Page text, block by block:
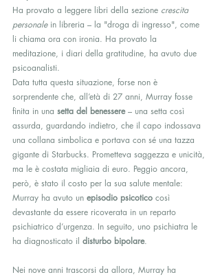
Ha provato a leggere libri della sezione crescita
personale in libreria – la "droga di ingresso", come
li chiama ora con ironia. Ha provato la
meditazione, i diari della gratitudine, ha avuto due
psicoanalisti.
Data tutta questa situazione, forse non è
sorprendente che, all’età di 27 anni, Murray fosse
finita in una setta del benessere – una setta così
assurda, guardando indietro, che il capo indossava
una collana simbolica e portava con sé una tazza
gigante di Starbucks. Prometteva saggezza e unicità,
ma le è costata migliaia di euro. Peggio ancora,
però, è stato il costo per la sua salute mentale:
Murray ha avuto un episodio psicotico così
devastante da essere ricoverata in un reparto
psichiatrico d’urgenza. In seguito, uno psichiatra le
ha diagnosticato il disturbo bipolare.
Nei nove anni trascorsi da allora, Murray ha